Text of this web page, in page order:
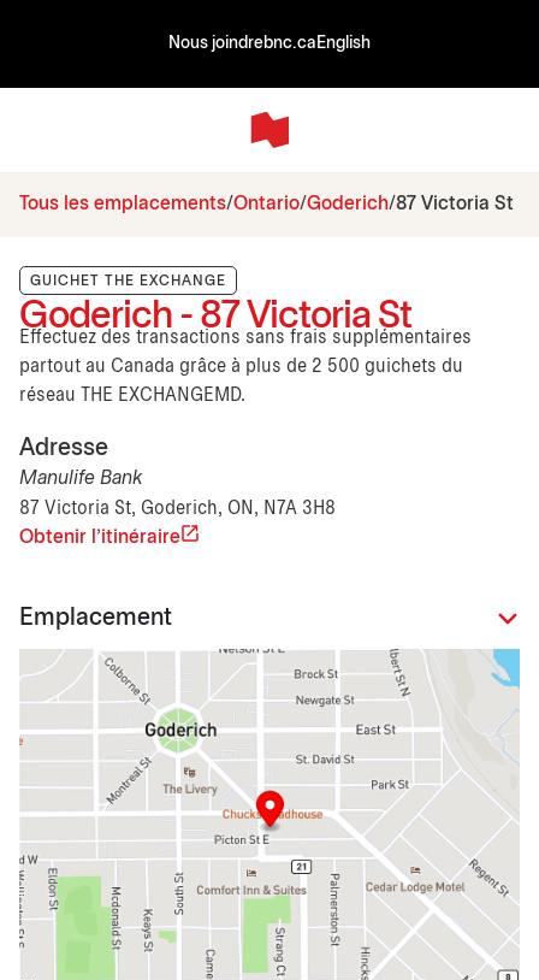
Nous joindrebnc.ca English
Tous les emplacements Ontario Goderich 87 Victoria St
GUICHET THE EXCHANGE
Goderich - 87 Victoria St
Effectuez des transactions sans frais supplémentaires
partout au Canada grâce à plus de 2 500 guichets du
réseau THE EXCHANGEMD.
Adresse
Manulife Bank
87 Victoria St, Goderich, ON, N7A 3H8
Obtenir l'itinéraire
Emplacement